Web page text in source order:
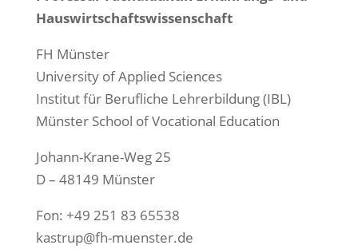
Hauswirtschaftswissenschaft
FH Münster
University of Applied Sciences
Institut für Berufliche Lehrerbildung (IBL)
Münster School of Vocational Education
Johann-Krane-Weg 25
D – 48149 Münster
Fon: +49 251 83 65538
kastrup@fh-muenster.de